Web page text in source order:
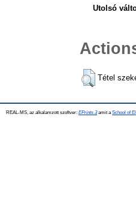
Utolsó
Tétel
REAL-MS, az alkalamzott szoftver: EPrints 3amit a School of